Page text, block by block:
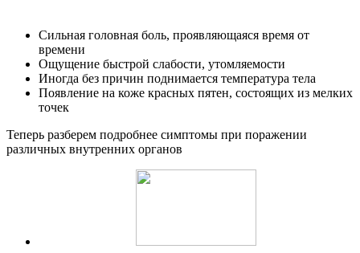
Сильная головная боль, проявляющаяся время от
времени
Ощущение быстрой слабости, утомляемости
Иногда без причин поднимается температура тела
Появление на коже красных пятен, состоящих из мелких
точек
Теперь разберем подробнее симптомы при поражении
различных внутренних органов